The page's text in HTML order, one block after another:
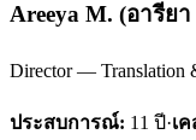
Areeya M. (อารียา
Director — Translation
ประสบการณ์: 11 ปี·เ